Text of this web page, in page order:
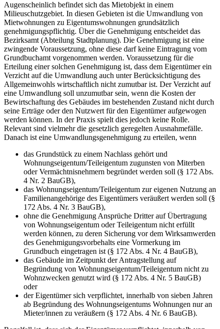
Augenscheinlich befindet sich das Mietobjekt in einem
Milieuschutzgebiet. In diesen Gebieten ist die Umwandlung von
Mietwohnungen zu Eigentumswohnungen grundsätzlich
genehmigungspflichtig. Über die Genehmigung entscheidet das
Bezirksamt (Abteilung Stadtplanung). Die Genehmigung ist eine
zwingende Voraussetzung, ohne diese darf keine Eintragung vom
Grundbuchamt vorgenommen werden. Voraussetzung für die
Erteilung einer solchen Genehmigung ist, dass dem Eigentümer ein
Verzicht auf die Umwandlung auch unter Berücksichtigung des
Allgemeinwohls wirtschaftlich nicht zumutbar ist. Der Verzicht auf
eine Umwandlung soll unzumutbar sein, wenn die Kosten der
Bewirtschaftung des Gebäudes im bestehenden Zustand nicht durch
seine Erträge oder den Nutzwert für den Eigentümer aufgewogen
werden können. In der Praxis spielt dies jedoch keine Rolle.
Relevant sind vielmehr die gesetzlich geregelten Ausnahmefälle.
Danach ist eine Umwandlungsgenehmigung zu erteilen, wenn
das Grundstück zu einem Nachlass gehört und
Wohnungseigentum/Teileigentum zugunsten von Miterben
oder Vermächtnisnehmern begründet werden soll (§ 172 Abs.
4 Nr. 2 BauGB),
das Wohnungseigentum/Teileigentum zur eigenen Nutzung an
Familienangehörige des Eigentümers veräußert werden soll (§
172 Abs. 4 Nr. 3 BauGB),
ohne die Genehmigung Ansprüche Dritter auf Übertragung
von Wohnungseigentum oder Teileigentum nicht erfüllt
werden können, zu deren Sicherung vor dem Wirksamwerden
des Genehmigungsvorbehalts eine Vormerkung im
Grundbuch eingetragen ist (§ 172 Abs. 4 Nr. 4 BauGB),
das Gebäude im Zeitpunkt der Antragstellung auf
Begründung von Wohnungseigentum/Teileigentum nicht zu
Wohnzwecken genutzt wird (§ 172 Abs. 4 Nr. 5 BauGB)
oder
der Eigentümer sich verpflichtet, innerhalb von sieben Jahren
ab Begründung des Wohnungseigentums Wohnungen nur an
Mieter/innen zu veräußern (§ 172 Abs. 4 Nr. 6 BauGB).